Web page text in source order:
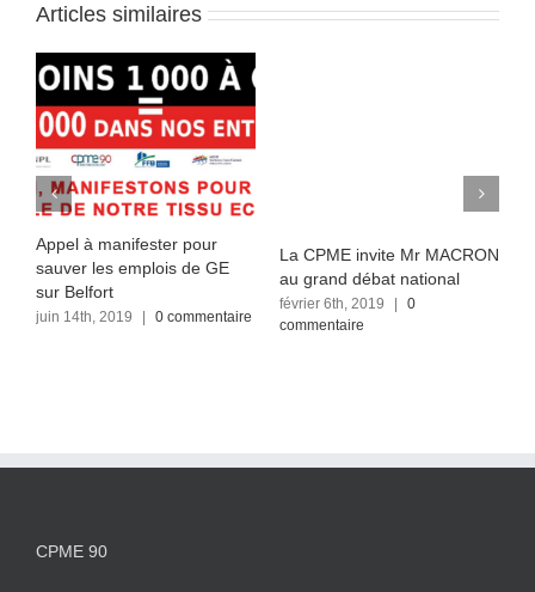
Articles similaires
Appel à manifester pour
sauver les emplois de GE
sur Belfort
juin 14th, 2019 0 commentaire
La CPME invite Mr MACRON
au grand débat national
février 6th, 2019
0
commentaire
CPME 90